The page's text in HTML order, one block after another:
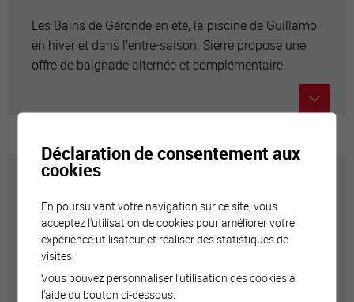
Les Bains de Géronde en été, la piscine de Guillamo
en hiver et dans l’entre-saison. Sierre propose une
offre de baignade alternée et complémentaire.
La Ville propose plusieurs terrains pour le football, le
street-hockey, l'athlétisme, le baseball. Les
principaux sont regroupés dans la zone sportive
d’Ecossia. Ils sont réservés aux écoles et clubs
Déclaration de consentement aux
cookies
En poursuivant votre navigation sur ce site, vous
acceptez l'utilisation de cookies pour améliorer votre
expérience utilisateur et réaliser des statistiques de
visites.
Vous pouvez personnaliser l'utilisation des cookies à
l'aide du bouton ci-dessous.